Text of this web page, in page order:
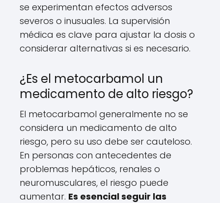
se experimentan efectos adversos
severos o inusuales. La supervisión
médica es clave para ajustar la dosis o
considerar alternativas si es necesario.
¿Es el metocarbamol un
medicamento de alto riesgo?
El metocarbamol generalmente no se
considera un medicamento de alto
riesgo, pero su uso debe ser cauteloso.
En personas con antecedentes de
problemas hepáticos, renales o
neuromusculares, el riesgo puede
aumentar. Es esencial seguir las